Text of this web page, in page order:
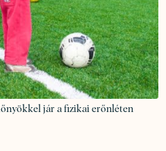
jár a fizikai erőnléten